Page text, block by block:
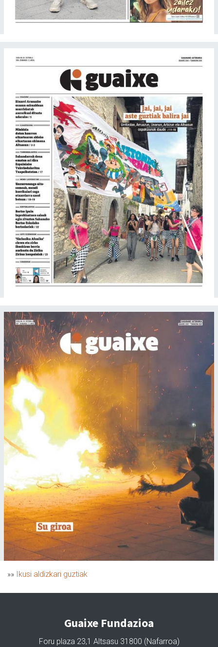
»» Ikusi aldizkari guztiak
Guaixe Fundazioa
Foru plaza 23,1 Altsasu 31800 (Nafarroa)